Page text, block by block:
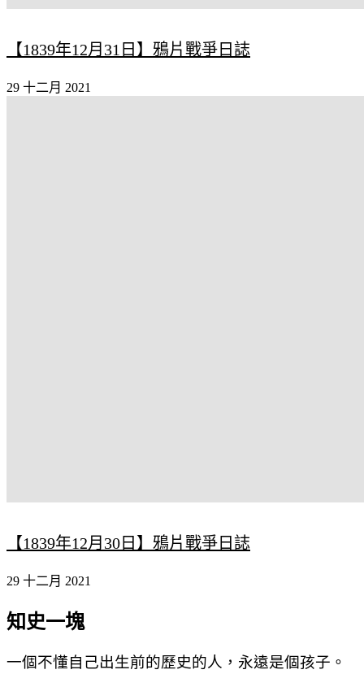
【1839年12月31日】鴉片戰爭日誌
29 十二月 2021
【1839年12月30日】鴉片戰爭日誌
29 十二月 2021
知史一塊
一個不懂自己出生前的歷史的人，永遠是個孩子。